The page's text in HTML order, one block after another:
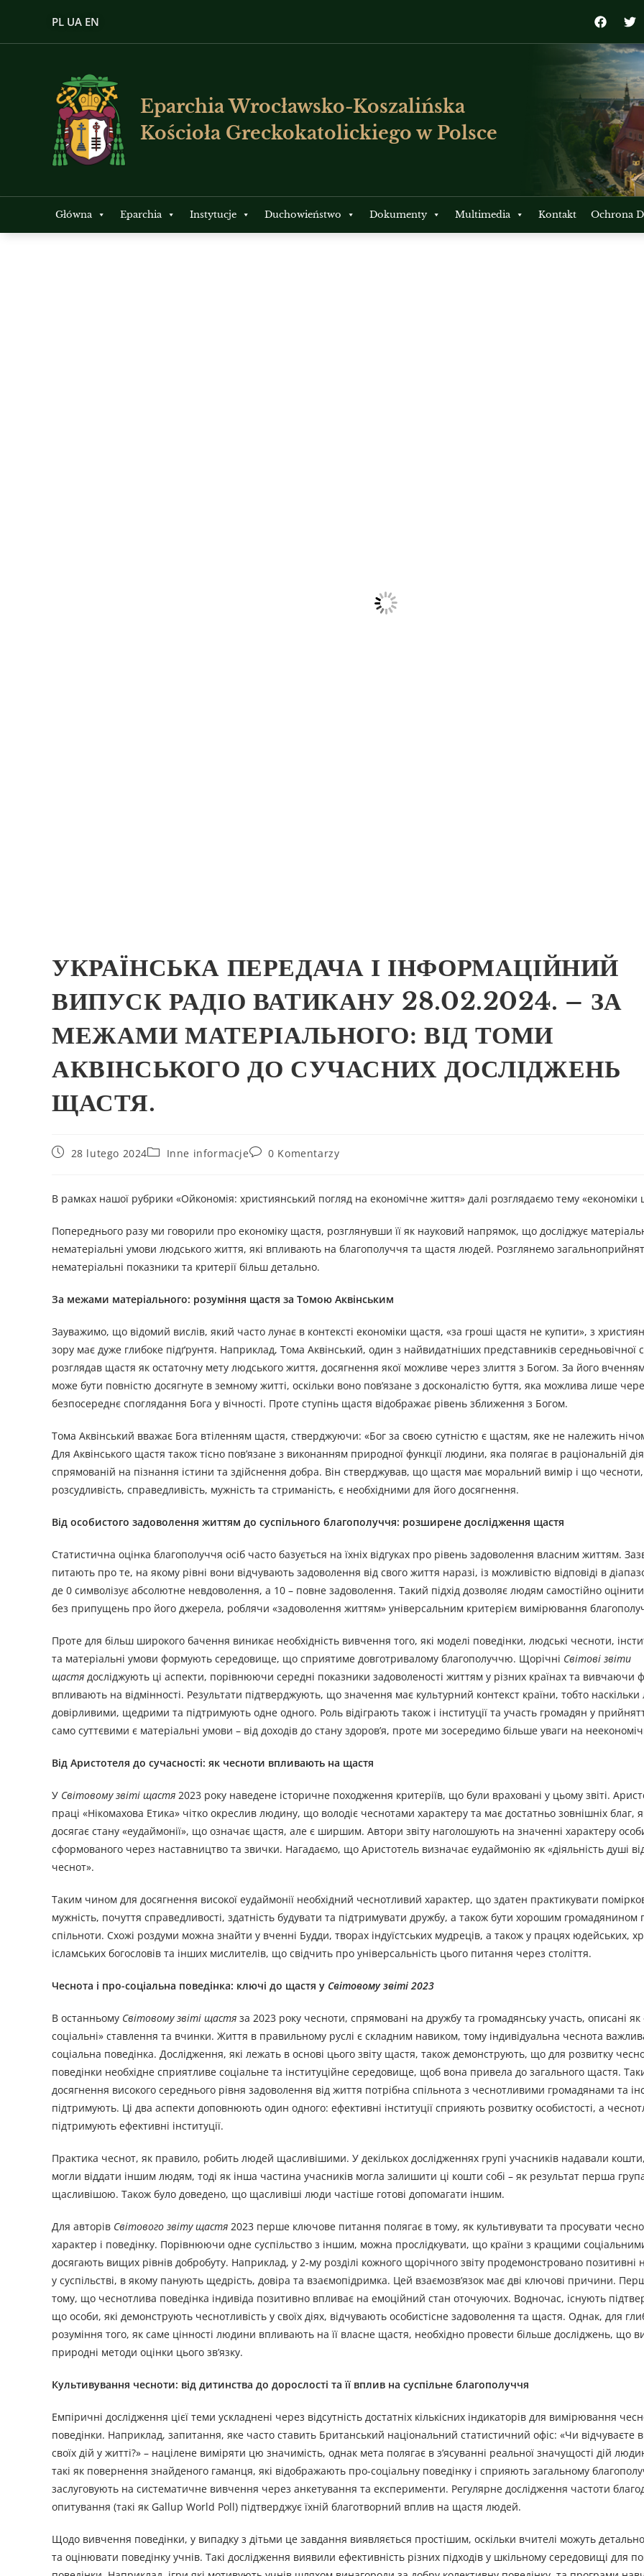
PL UA EN
Eparchia Wrocławsko-Koszalińska
Kościoła Greckokatolickiego w Polsce
Główna Eparchia Instytucje Duchowieństwo Dokumenty Multimedia Kontakt Ochrona
УКРАЇНСЬКА ПЕРЕДАЧА І ІНФОРМАЦІЙНИЙ
ВИПУСК РАДІО ВАТИКАНУ 28.02.2024. – ЗА
МЕЖАМИ МАТЕРІАЛЬНОГО: ВІД ТОМИ
АКВІНСЬКОГО ДО СУЧАСНИХ ДОСЛІДЖЕНЬ
ЩАСТЯ.
28 lutego 2024 Inne informacje 0 Komentarzy
В рамках нашої рубрики «Ойкономія: християнський погляд на економічне життя» далі розглядаємо тему «економіки
Попереднього разу ми говорили про економіку щастя, розглянувши її як науковий напрямок, що досліджує
нематеріальні умови людського життя, які впливають на благополуччя та щастя людей. Розглянемо
нематеріальні показники та критерії більш детально.
За межами матеріального: розуміння щастя за Томою Аквінським
Зауважимо, що відомий вислів, який часто лунає в контексті економіки щастя, «за гроші щастя не купити», з
зору має дуже глибоке підґрунтя. Наприклад, Тома Аквінський, один з найвидатніших представників середньовічної
розглядав щастя як остаточну мету людського життя, досягнення якої можливе через злиття з Богом. За його
може бути повністю досягнуте в земному житті, оскільки воно пов’язане з досконалістю буття, яка можлива лише
безпосереднє споглядання Бога у вічності. Проте ступінь щастя відображає рівень зближення з Богом.
Тома Аквінський вважає Бога втіленням щастя, стверджуючи: «Бог за своєю сутністю є щастям, яке не належить
Для Аквінського щастя також тісно пов’язане з виконанням природної функції людини, яка полягає в раціональній
спрямованій на пізнання істини та здійснення добра. Він стверджував, що щастя має моральний вимір і що чесноти,
розсудливість, справедливість, мужність та стриманість, є необхідними для його досягнення.
Від особистого задоволення життям до суспільного благополуччя: розширене дослідження щастя
Статистична оцінка благополуччя осіб часто базується на їхніх відгуках про рівень задоволення власним життям.
питають про те, на якому рівні вони відчувають задоволення від свого життя наразі, із можливістю відповіді в
де 0 символізує абсолютне невдоволення, а 10 – повне задоволення. Такий підхід дозволяє людям самостійно
без припущень про його джерела, роблячи «задоволення життям» універсальним критерієм вимірювання
Проте для більш широкого бачення виникає необхідність вивчення того, які моделі поведінки, людські чесноти,
та матеріальні умови формують середовище, що сприятиме довготривалому благополуччю. Щорічні Світові звіти
щастя досліджують ці аспекти, порівнюючи середні показники задоволеності життям у різних країнах та вивчаючи
впливають на відмінності. Результати підтверджують, що значення має культурний контекст країни, тобто
довірливими, щедрими та підтримують одне одного. Роль відіграють також і інституції та участь громадян у
само суттєвими є матеріальні умови – від доходів до стану здоров’я, проте ми зосередимо більше уваги на
Від Аристотеля до сучасності: як чесноти впливають на щастя
У Світовому звіті щастя 2023 року наведене історичне походження критеріїв, що були враховані у цьому звіті.
праці «Нікомахова Етика» чітко окреслив людину, що володіє чеснотами характеру та має достатньо зовнішніх благ,
досягає стану «еудаймонії», що означає щастя, але є ширшим. Автори звіту наголошують на значенні характеру
сформованого через наставництво та звички. Нагадаємо, що Аристотель визначає еудаймонію як «діяльність душі
чеснот».
Таким чином для досягнення високої еудаймонії необхідний чеснотливий характер, що здатен практикувати
мужність, почуття справедливості, здатність будувати та підтримувати дружбу, а також бути хорошим громадянином
спільноти. Схожі роздуми можна знайти у вченні Будди, творах індуїстських мудреців, а також у працях юдейських,
ісламських богословів та інших мислителів, що свідчить про універсальність цього питання через століття.
Чеснота і про-соціальна поведінка: ключі до щастя у Світовому звіті 2023
В останньому Світовому звіті щастя за 2023 року чесноти, спрямовані на дружбу та громадянську участь, описані як
соціальні» ставлення та вчинки. Життя в правильному руслі є складним навиком, тому індивідуальна чеснота
соціальна поведінка. Дослідження, які лежать в основі цього звіту щастя, також демонструють, що для розвитку
поведінки необхідне сприятливе соціальне та інституційне середовище, щоб вона привела до загального щастя.
досягнення високого середнього рівня задоволення від життя потрібна спільнота з чеснотливими громадянами та
підтримують. Ці два аспекти доповнюють один одного: ефективні інституції сприяють розвитку особистості, а
підтримують ефективні інституції.
Практика чеснот, як правило, робить людей щасливішими. У декількох дослідженнях групі учасників надавали
могли віддати іншим людям, тоді як інша частина учасників могла залишити ці кошти собі – як результат перша
щасливішою. Також було доведено, що щасливіші люди частіше готові допомагати іншим.
Для авторів Світового звіту щастя 2023 перше ключове питання полягає в тому, як культивувати та просувати
характер і поведінку. Порівнюючи одне суспільство з іншим, можна прослідкувати, що країни з кращими
досягають вищих рівнів добробуту. Наприклад, у 2-му розділі кожного щорічного звіту продемонстровано позитивні
у суспільстві, в якому панують щедрість, довіра та взаємопідримка. Цей взаємозв’язок має дві ключові причини.
тому, що чеснотлива поведінка індивіда позитивно впливає на емоційний стан оточуючих. Водночас, існують
що особи, які демонструють чеснотливість у своїх діях, відчувають особистісне задоволення та щастя. Однак, для
розуміння того, як саме цінності людини впливають на її власне щастя, необхідно провести більше досліджень, що
природні методи оцінки цього зв’язку.
Культивування чесноти: від дитинства до дорослості та її вплив на суспільне благополуччя
Емпіричні дослідження цієї теми ускладнені через відсутність достатніх кількісних індикаторів для вимірювання
поведінки. Наприклад, запитання, яке часто ставить Британський національний статистичний офіс: «Чи відчуваєте
своїх дій у житті?» – націлене виміряти цю значимість, однак мета полягає в з’ясуванні реальної значущості дій
такі як повернення знайденого гаманця, які відображають про-соціальну поведінку і сприяють загальному
заслуговують на систематичне вивчення через анкетування та експерименти. Регулярне дослідження частоти
опитування (такі як Gallup World Poll) підтверджує їхній благотворний вплив на щастя людей.
Щодо вивчення поведінки, у випадку з дітьми це завдання виявляється простішим, оскільки вчителі можуть детально
та оцінювати поведінку учнів. Такі дослідження виявили ефективність різних підходів у шкільному середовищі для